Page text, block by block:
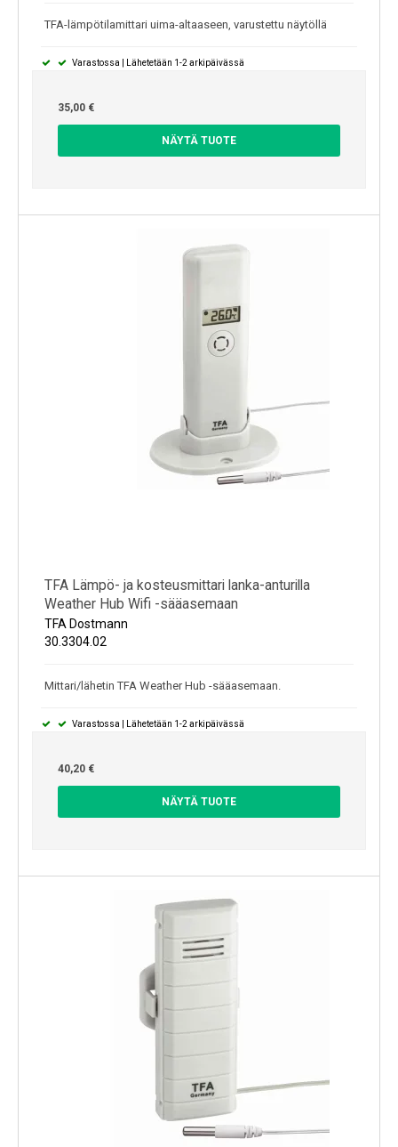
TFA-lämpötilamittari uima-altaaseen, varustettu näytöllä
Varastossa | Lähetetään 1-2 arkipäivässä
35,00 €
NÄYTÄ TUOTE
TFA Lämpö- ja kosteusmittari lanka-anturilla
Weather Hub Wifi -sääasemaan
TFA Dostmann
30.3304.02
Mittari/lähetin TFA Weather Hub -sääasemaan.
Varastossa | Lähetetään 1-2 arkipäivässä
40,20 €
NÄYTÄ TUOTE